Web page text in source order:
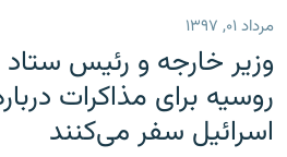
مرداد ۰۱, ۱۳۹۷
وزیر خارجه و رئیس‌
روسیه برای مذاکرات
اسرائیل سفر می‌کنند